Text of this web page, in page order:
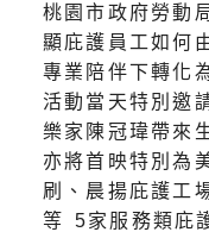
桃園市政府勞動
顯庇護員工如何
專業陪伴下轉化
活動當天特別邀
樂家陳冠瑋帶來
亦將首映特別為
刷、晨揚庇護工
等 5家服務類庇